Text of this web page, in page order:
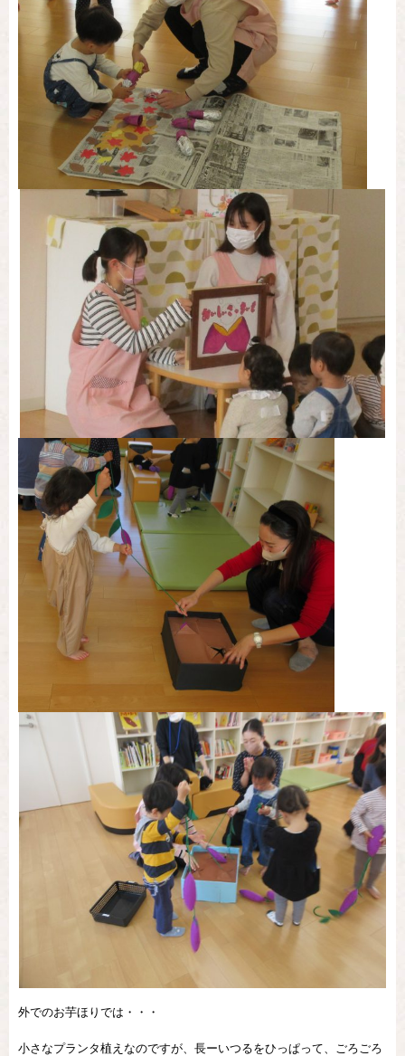
外でのお芋ほりでは・・・
小さなプランタ植えなのですが、長ーいつるをひっぱって、ごろごろ